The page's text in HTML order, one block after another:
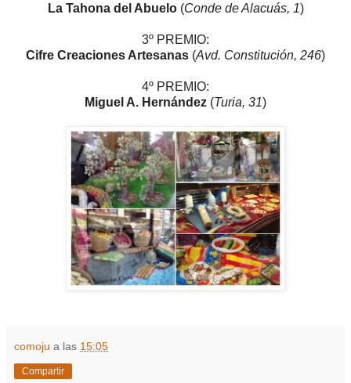
La Tahona del Abuelo(Conde de Alacuás, 1)
3º PREMIO:
Cifre Creaciones Artesanas (Avd. Constitución, 246)
4º PREMIO:
Miguel A. Hernández (Turia, 31)
comoju a las 15:05
Compartir